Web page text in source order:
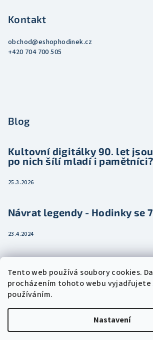
Tento web používá soubory cookies.
procházením tohoto webu vyjadřujete
používáním.
Nastavení
Kontakt
obchod@eshophodinek.cz
+420 704 700 505
Blog
Kultovní digitálky 90. let
po nich šílí mladí i pamětníci?
25.3.2026
Návrat legendy - Hodinky se
23.4.2024
jako dárek
15.2.2024